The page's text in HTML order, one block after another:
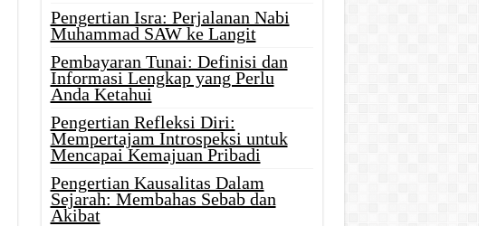
Pengertian Isra: Perjalanan Nabi
Muhammad SAW ke Langit
Pembayaran Tunai: Definisi dan
Informasi Lengkap yang Perlu
Anda Ketahui
Pengertian Refleksi Diri:
Mempertajam Introspeksi untuk
Mencapai Kemajuan Pribadi
Pengertian Kausalitas Dalam
Sejarah: Membahas Sebab dan
Akibat